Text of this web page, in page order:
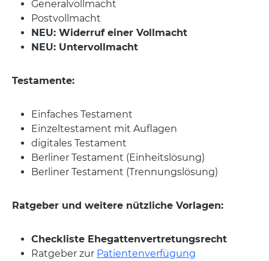
Generalvollmacht
Postvollmacht
NEU: Widerruf einer Vollmacht
NEU: Untervollmacht
Testamente:
Einfaches Testament
Einzeltestament mit Auflagen
digitales Testament
Berliner Testament (Einheitslösung)
Berliner Testament (Trennungslösung)
Ratgeber und weitere nützliche Vorlagen:
Checkliste Ehegattenvertretungsrecht
Ratgeber zur Patientenverfügung